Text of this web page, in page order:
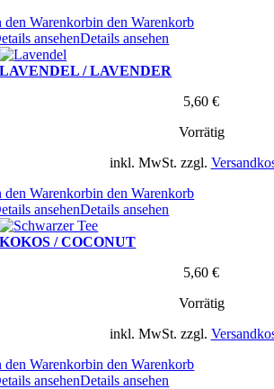
den Warenkorbin den Warenkorb
ansehenDetails ansehen
LAVENDEL / LAVENDER
5,60 €
Vorrätig
inkl. MwSt. zzgl.
den Warenkorbin den Warenkorb
ansehenDetails ansehen
KOKOS / COCONUT
5,60 €
Vorrätig
inkl. MwSt. zzgl.
den Warenkorbin den Warenkorb
ansehenDetails ansehen